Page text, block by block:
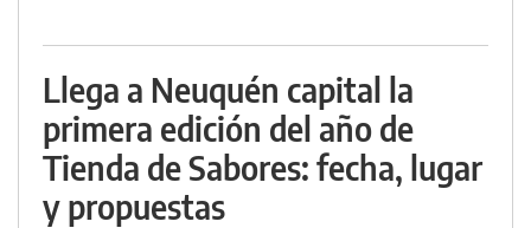
Llega a Neuquén capital la
primera edición del año de
Tienda de Sabores: fecha, lugar
y propuestas